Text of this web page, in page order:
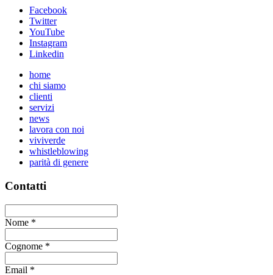
Facebook
Twitter
YouTube
Instagram
Linkedin
home
chi siamo
clienti
servizi
news
lavora con noi
viviverde
whistleblowing
parità di genere
Contatti
Nome *
Cognome *
Email *